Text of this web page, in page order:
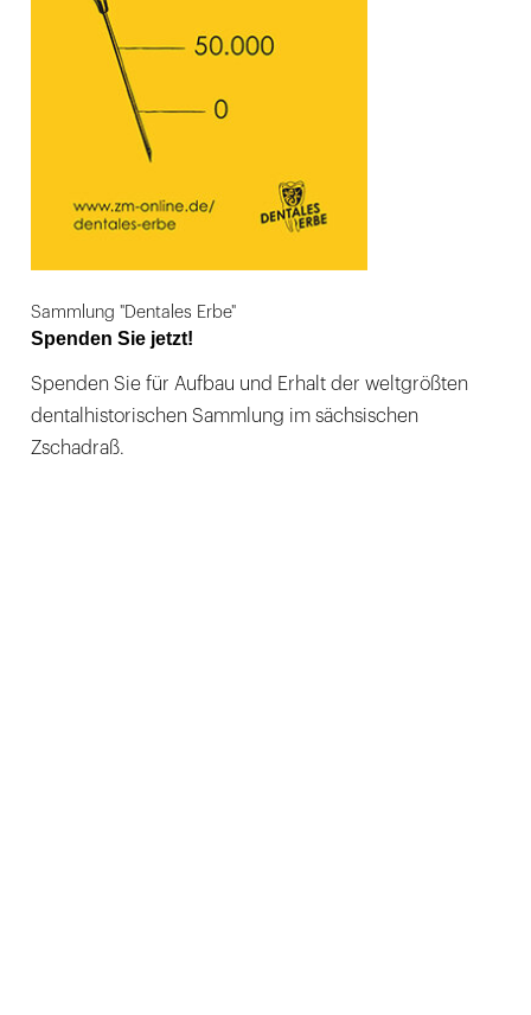
Sammlung "Dentales Erbe"
Spenden Sie jetzt!
Spenden Sie für Aufbau und Erhalt der weltgrößten
dentalhistorischen Sammlung im sächsischen
Zschadraß.